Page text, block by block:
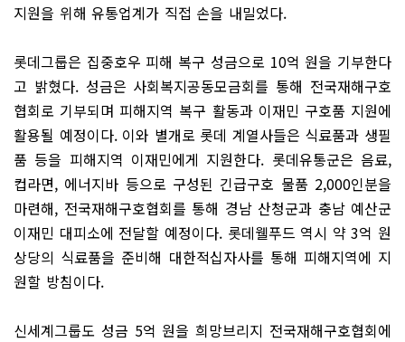
지원을 위해 유통업계가 직접 손을 내밀었다.
롯데그룹은 집중호우 피해 복구 성금으로 10억 원을 기부한다
고 밝혔다. 성금은 사회복지공동모금회를 통해 전국재해구호
협회로 기부되며 피해지역 복구 활동과 이재민 구호품 지원에
활용될 예정이다. 이와 별개로 롯데 계열사들은 식료품과 생필
품 등을 피해지역 이재민에게 지원한다. 롯데유통군은 음료,
컵라면, 에너지바 등으로 구성된 긴급구호 물품 2,000인분을
마련해, 전국재해구호협회를 통해 경남 산청군과 충남 예산군
이재민 대피소에 전달할 예정이다. 롯데웰푸드 역시 약 3억 원
상당의 식료품을 준비해 대한적십자사를 통해 피해지역에 지
원할 방침이다.
신세계그룹도 성금 5억 원을 희망브리지 전국재해구호협회에